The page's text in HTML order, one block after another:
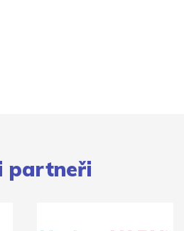
partneři